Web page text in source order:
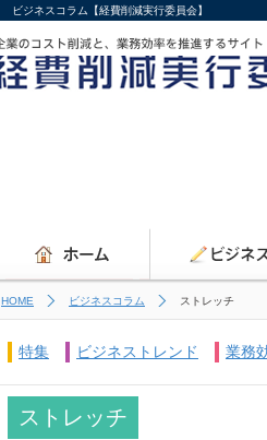
ビジネスコラム【経費削減実行委員会】
HOME ビジネスコラム ストレッチ
特集 ビジネストレンド 業務
ストレッチ